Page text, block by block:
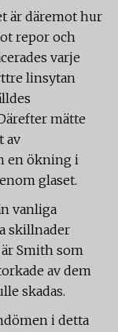
är däremot hur
repor och
varje
linsytan
mätte
av
en ökning i
glaset.
vanliga
skillnader
Smith som
av dem
skadas.
i detta